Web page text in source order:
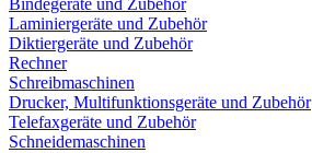
Bindegeräte und Zubehör
Laminiergeräte und Zubehör
Diktiergeräte und Zubehör
Rechner
Schreibmaschinen
Drucker, Multifunktionsgeräte und Zubehör
Telefaxgeräte und Zubehör
Schneidemaschinen